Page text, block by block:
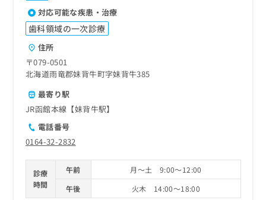
対応可能な疾患・治療
歯科領域の一次診療
住所
〒079-0501
北海道雨竜郡妹背牛町字妹背牛385
最寄り駅
JR函館本線【妹背牛駅】
電話番号
0164-32-2832
診療
時間
午前
月～土 9:00～12:00
午後
火木 14:00～18:00